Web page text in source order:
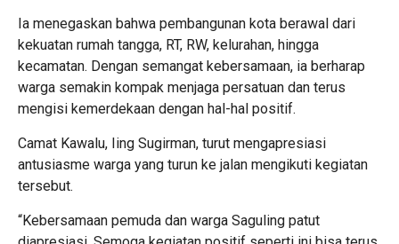
Ia menegaskan bahwa pembangunan kota berawal dari
kekuatan rumah tangga, RT, RW, kelurahan, hingga
kecamatan. Dengan semangat kebersamaan, ia berharap
warga semakin kompak menjaga persatuan dan terus
mengisi kemerdekaan dengan hal-hal positif.
Camat Kawalu, Iing Sugirman, turut mengapresiasi
antusiasme warga yang turun ke jalan mengikuti kegiatan
tersebut.
“Kebersamaan pemuda dan warga Saguling patut